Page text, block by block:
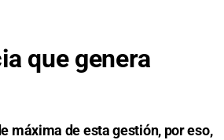
que genera
máxima de esta gestión, por eso,